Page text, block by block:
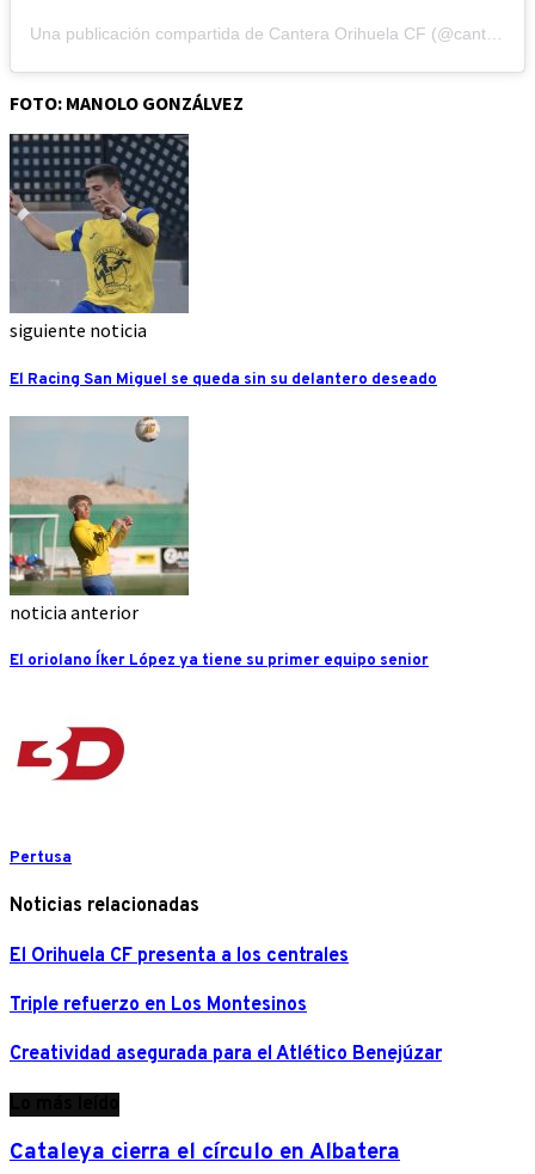
Una publicación compartida de Cantera Orihuela CF (@cantera_orihuelacf)
FOTO: MANOLO GONZÁLVEZ
siguiente noticia
El Racing San Miguel se queda sin su delantero deseado
noticia anterior
El oriolano Íker López ya tiene su primer equipo senior
Pertusa
Noticias relacionadas
El Orihuela CF presenta a los centrales
Triple refuerzo en Los Montesinos
Creatividad asegurada para el Atlético Benejúzar
Cataleya cierra el círculo en Albatera